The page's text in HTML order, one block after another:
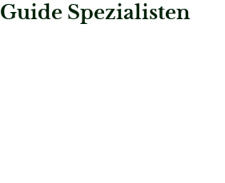
Spezialisten